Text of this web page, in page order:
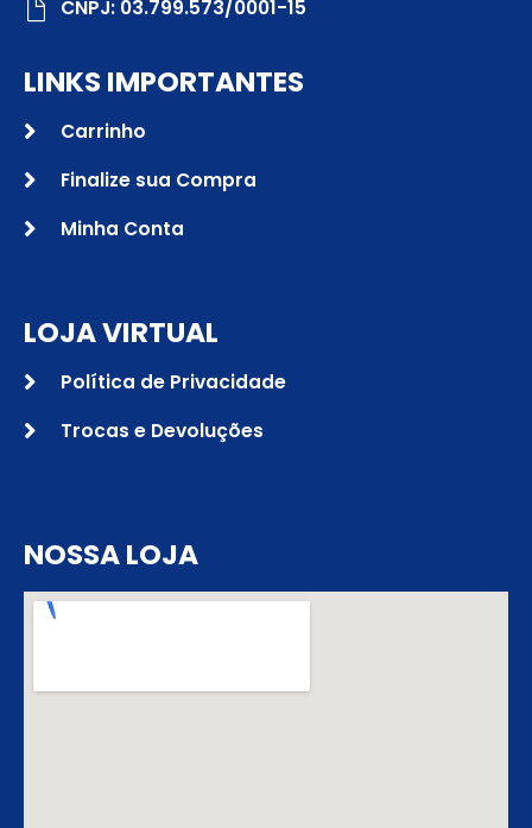
CNPJ: 03.799.573/0001-15
LINKS IMPORTANTES
Carrinho
Finalize sua Compra
Minha Conta
LOJA VIRTUAL
Política de Privacidade
Trocas e Devoluções
NOSSA LOJA